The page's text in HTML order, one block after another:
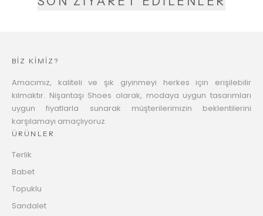
BİZ KİMİZ?
Amacımız, kaliteli ve şık giyinmeyi herkes için erişilebilir
kılmaktır. Nişantaşı Shoes olarak, modaya uygun tasarımları
uygun fiyatlarla sunarak müşterilerimizin beklentilerini
karşılamayı amaçlıyoruz.
ÜRÜNLER
Terlik
Babet
Topuklu
Sandalet